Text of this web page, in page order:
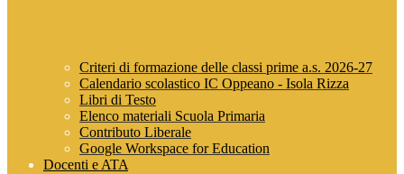
Criteri di formazione delle classi prime a.s. 2026-27
Calendario scolastico IC Oppeano - Isola Rizza
Libri di Testo
Elenco materiali Scuola Primaria
Contributo Liberale
Google Workspace for Education
Docenti e ATA